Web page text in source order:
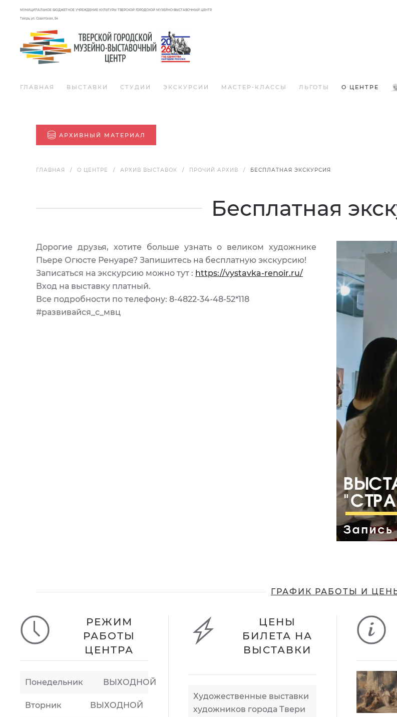
МУНИЦИПАЛЬНОЕ БЮДЖЕТНОЕ УЧРЕЖДЕНИЕ КУЛЬТУРЫ ТВЕРСКОЙ ГОРОДСКОЙ МУЗЕЙНО-ВЫСТАВОЧНЫЙ ЦЕНТР
Тверь, ул. Советская, 54
ГЛАВНАЯ ВЫСТАВКИ СТУДИИ ЭКСКУРСИИ МАСТЕР-КЛАССЫ ЛЬГОТЫ О ЦЕНТРЕ
АРХИВНЫЙ МАТЕРИАЛ
ГЛАВНАЯ О ЦЕНТРЕ АРХИВ ВЫСТАВОК ПРОЧИЙ АРХИВ БЕСПЛАТНАЯ ЭКСКУРСИЯ
Бесплатная
Дорогие друзья, хотите больше узнать о великом художнике
Пьере Огюсте Ренуаре? Запишитесь на бесплатную экскурсию!
Записаться на экскурсию можно тут : https://vystavka-renoir.ru/
Вход на выставку платный.
Все подробности по телефону: 8-4822-34-48-52*118
#развивайся_с_мвц
ГРАФИК РАБОТЫ И
РЕЖИМ
РАБОТЫ
ЦЕНТРА
Понедельник ВЫХОДНОЙ
Вторник ВЫХОДНОЙ
ЦЕНЫ
БИЛЕТА НА
ВЫСТАВКИ
Художественные выставки
художников города Твери